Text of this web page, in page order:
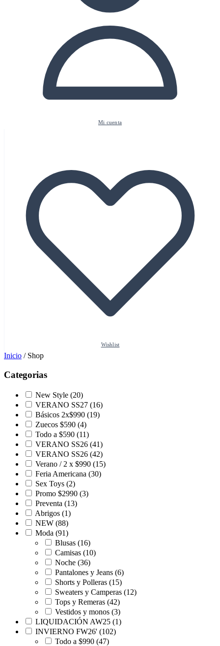
Mi cuenta
Wishlist
Inicio / Shop
Categorias
New Style (20)
VERANO SS27 (16)
Básicos 2x$990 (19)
Zuecos $590 (4)
Todo a $590 (11)
VERANO SS26 (41)
VERANO SS26 (42)
Verano / 2 x $990 (15)
Feria Americana (30)
Sex Toys (2)
Promo $2990 (3)
Preventa (13)
Abrigos (1)
NEW (88)
Moda (91)
Blusas (16)
Camisas (10)
Noche (36)
Pantalones y Jeans (6)
Shorts y Polleras (15)
Sweaters y Camperas (12)
Tops y Remeras (42)
Vestidos y monos (3)
LIQUIDACIÓN AW25 (1)
INVIERNO FW26' (102)
Todo a $990 (47)